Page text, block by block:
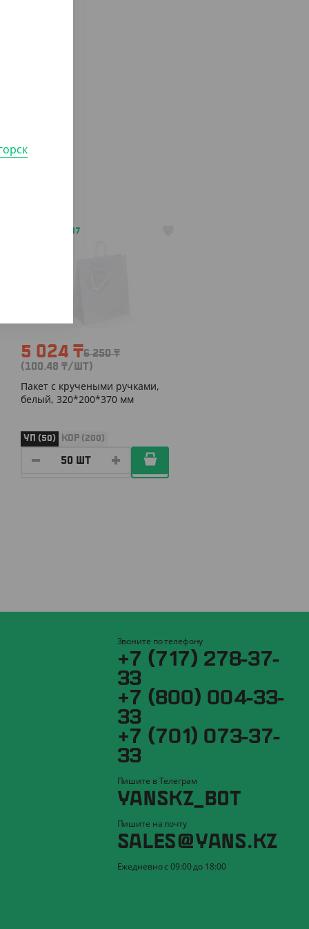
АРТ. 3700207
5 024 ₸6 250₸
(100.48 ₸/ШТ)
Пакет с кручеными ручками,
белый, 320*200*370 мм
УП (50) КОР (200)
Звоните по телефону
+7 (717) 278-37-
33
+7 (800) 004-33-
33
+7 (701) 073-37-
33
Пишите в Телеграм
YANSKZ_BOT
Пишите на почту
SALES@YANS.KZ
Ежедневно с 09:00 до 18:00